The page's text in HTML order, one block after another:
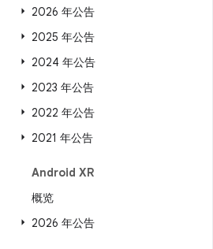
2026 年公告
2025 年公告
2024 年公告
2023 年公告
2022 年公告
2021 年公告
Android XR
概览
2026 年公告